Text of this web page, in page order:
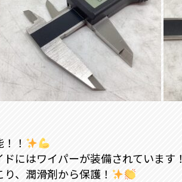
！
にはワイパーが装備されています！
、潤滑剤から保護！